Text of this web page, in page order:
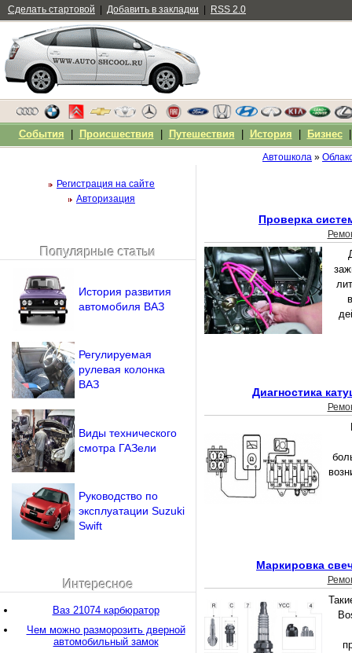
Автошкола »
Проверка
Диагностика
Маркировка
Регистрация на сайте
Авторизация
Популярные статьи
История развития
автомобиля ВАЗ
Регулируемая
рулевая колонка
ВАЗ
Виды технического
смотра ГАЗели
Руководство по
эксплуатации Suzuki
Swift
Интересное
Ваз 21074 карбюратор
Чем можно разморозить дверной
автомобильный замок
Сделать стартовой Добавить в закладки RSS 2.0
События Происшествия Путешествия История Бизнес